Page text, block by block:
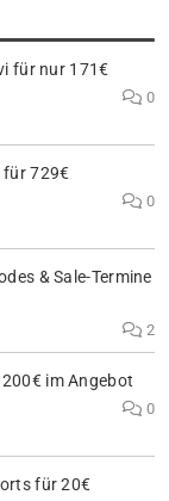
für nur 171€
0
für 729€
0
& Sale-Termine
2
im Angebot
0
für 20€